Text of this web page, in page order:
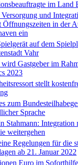
im Land
und
Öffnungszeiten in der
ein
auf dem
Vahr
Gastgeber im
2023
stellt
zum
Sprache
Stahmann: Integration
weitergehen
Regelungen für die
ab 21. Januar 2022
Euro im